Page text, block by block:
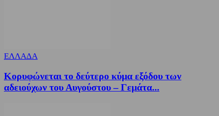
ΕΛΛΑΔΑ
Κορυφώνεται το δεύτερο κύμα εξόδου των
αδειούχων του Αυγούστου – Γεμάτα...